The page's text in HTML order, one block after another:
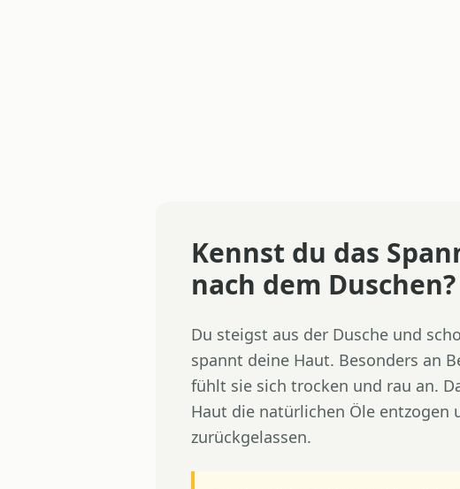
Kennst du das
nach dem Duschen?
Du steigst aus der Dusche und
spannt deine Haut. Besonders an
fühlt sie sich trocken und rau an.
Haut die natürlichen Öle entzogen
zurückgelassen.